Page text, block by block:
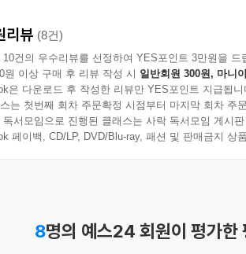
자라는 직업으로 일을 하게 되면 여러 직무
면 협업이 일상이 되다 보니 여러 상황 속에
와 업무 등을 공유할 때, 개발자의 입장에서
하고 싶은 의도와 달리 잘못된 표현으로 인해
이너뿐만 아니라 개발자에게도 좋은 길라잡
을 받을 수 있는데, 경쟁력 있는 서비스를
리뷰 (8건)
10건의 우수리뷰를 선정하여 YES포인트 3만원을 드
원 이상 구매 후 리뷰 작성 시 일반회원 300원, 마니
은 다운로드 후 작성한 리뷰만 YES포인트 지급됩니
는 첫번째 회차 주문확정 시점부터 마지막 회차 주
독서모임으로 진행된 클래스는 사락 독서모임 게시
페이백, CD/LP, DVD/Blu-ray, 패션 및 판매금지 상
8명의 예스24 회원이 평가한